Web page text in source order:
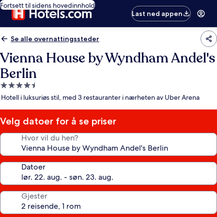
Fortsett til sidens hovedinnhold
Last ned appen
Se alle overnattingssteder
Vienna House by Wyndham Andel's
Berlin
Overnattingssted
med
stjerner
Hotell i luksuriøs stil, med 3 restauranter i nærheten av Uber Arena
Velg datoer for å se priser
Hvor vil du hen?
Datoer
Gjester